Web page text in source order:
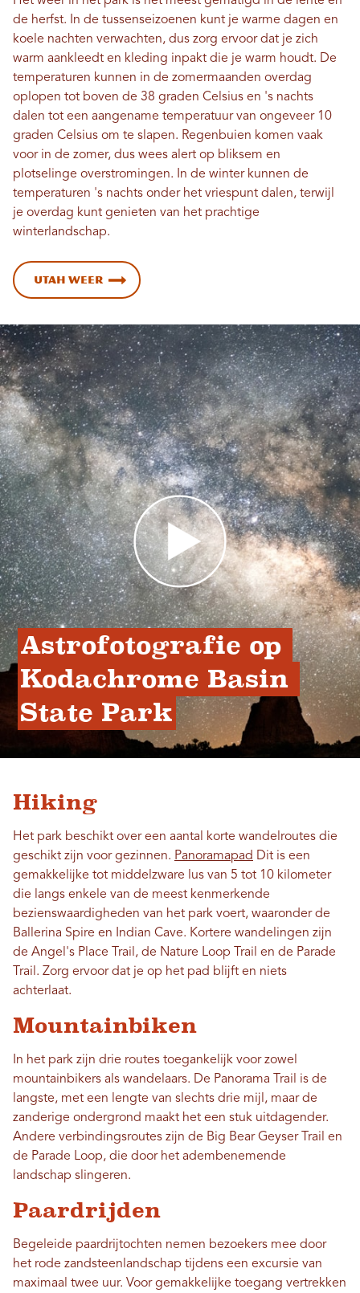
de herfst. In de tussenseizoenen kunt je warme dagen en
koele nachten verwachten, dus zorg ervoor dat je zich
warm aankleedt en kleding inpakt die je warm houdt. De
temperaturen kunnen in de zomermaanden overdag
oplopen tot boven de 38 graden Celsius en 's nachts
dalen tot een aangename temperatuur van ongeveer 10
graden Celsius om te slapen. Regenbuien komen vaak
voor in de zomer, dus wees alert op bliksem en
plotselinge overstromingen. In de winter kunnen de
temperaturen 's nachts onder het vriespunt dalen, terwijl
je overdag kunt genieten van het prachtige
winterlandschap.
Utah Weer
Astrofotografie op
Kodachrome Basin
State Park
Hiking
Het park beschikt over een aantal korte wandelroutes die
geschikt zijn voor gezinnen. Panoramapad Dit is een
gemakkelijke tot middelzware lus van 5 tot 10 kilometer
die langs enkele van de meest kenmerkende
bezienswaardigheden van het park voert, waaronder de
Ballerina Spire en Indian Cave. Kortere wandelingen zijn
de Angel's Place Trail, de Nature Loop Trail en de Parade
Trail. Zorg ervoor dat je op het pad blijft en niets
achterlaat.
Mountainbiken
In het park zijn drie routes toegankelijk voor zowel
mountainbikers als wandelaars. De Panorama Trail is de
langste, met een lengte van slechts drie mijl, maar de
zanderige ondergrond maakt het een stuk uitdagender.
Andere verbindingsroutes zijn de Big Bear Geyser Trail en
de Parade Loop, die door het adembenemende
landschap slingeren.
Paardrijden
Begeleide paardrijtochten nemen bezoekers mee door
het rode zandsteenlandschap tijdens een excursie van
maximaal twee uur. Voor gemakkelijke toegang vertrekken